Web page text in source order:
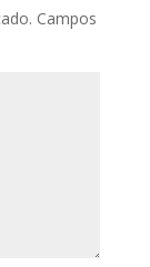
Campos